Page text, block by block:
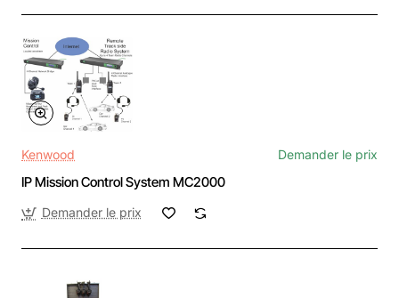
Kenwood Demander le prix
IP Mission Control System MC2000
Demander le prix